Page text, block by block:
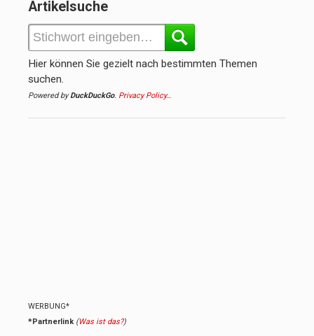
Artikelsuche
Hier können Sie gezielt nach bestimmten Themen
suchen.
Powered byDuckDuckGo. Privacy Policy…
WERBUNG*
*Partnerlink (Was ist das?)